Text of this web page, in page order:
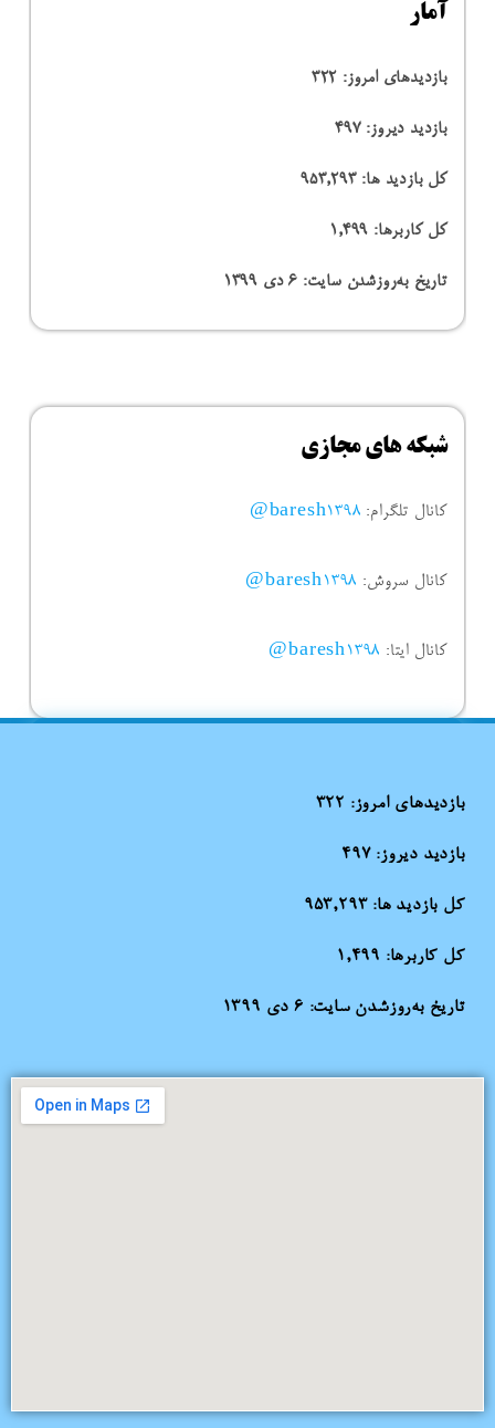
آمار
بازدیدهای امروز: 322
بازدید دیروز:497
کل بازدید ها:953,293
کل کاربرها: 1,499
تاریخ به‌روزشدن سایت:۶ دی ۱۳۹۹
شبکه های مجازی
کانال تلگرام: baresh1398@
کانال سروش: baresh1398@
کانال ایتا: baresh1398@
بازدیدهای امروز: 322
بازدید دیروز:497
کل بازدید ها:953,293
کل کاربرها: 1,499
تاریخ به‌روزشدن سایت: ۶ دی ۱۳۹۹